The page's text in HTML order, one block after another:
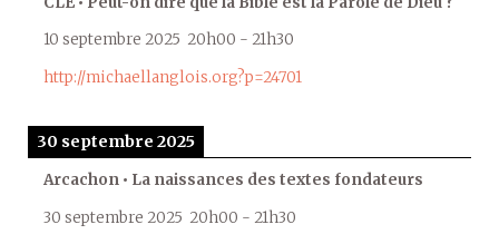
10 septembre 2025 20h00 - 21h30
http://michaellanglois.org?p=24701
30 septembre 2025
Arcachon • La naissances des textes fondateurs
30 septembre 2025 20h00 - 21h30